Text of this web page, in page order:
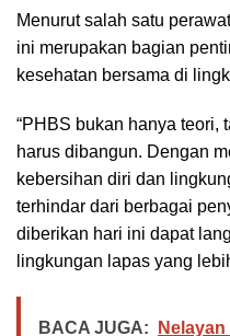
Menurut salah satu
ini merupakan bagian
kesehatan bersama di
“PHBS bukan hanya teori,
harus dibangun. Dengan
kebersihan diri dan
terhindar dari berbagai
diberikan hari ini dapat
lingkungan lapas yang
BACA JUGA: